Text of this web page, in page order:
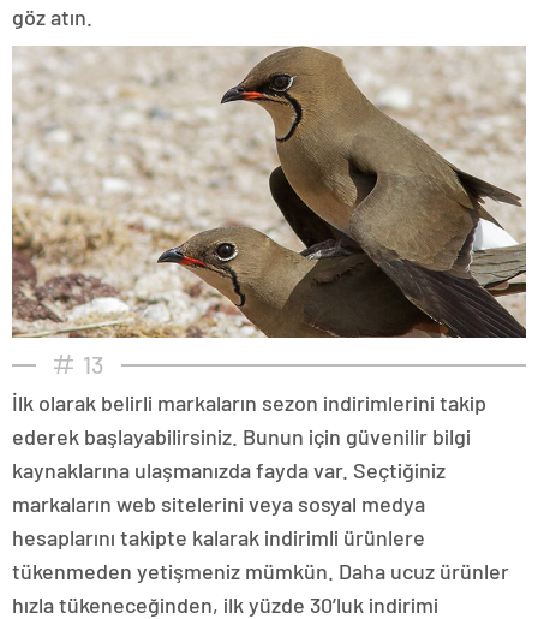
göz atın.
13
İlk olarak belirli markaların sezon indirimlerini takip
ederek başlayabilirsiniz. Bunun için güvenilir bilgi
kaynaklarına ulaşmanızda fayda var. Seçtiğiniz
markaların web sitelerini veya sosyal medya
hesaplarını takipte kalarak indirimli ürünlere
tükenmeden yetişmeniz mümkün. Daha ucuz ürünler
hızla tükeneceğinden, ilk yüzde 30’luk indirimi